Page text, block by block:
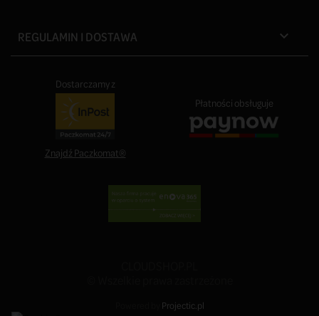
REGULAMIN I DOSTAWA 
Dostarczamy z
Znajdź Paczkomat®
Płatności obsługuje
Projectic.pl